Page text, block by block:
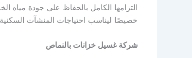
التزامها الكامل بالحفاظ على جودة مياه
خصيصًا ليناسب احتياجات المنشآت
شركة غسيل خزانات بالنماص